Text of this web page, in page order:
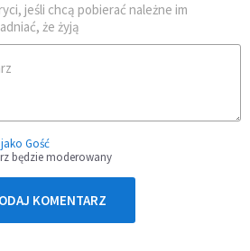
jeśli chcą pobierać należne im
że żyją
Gość
będzie moderowany
KOMENTARZ